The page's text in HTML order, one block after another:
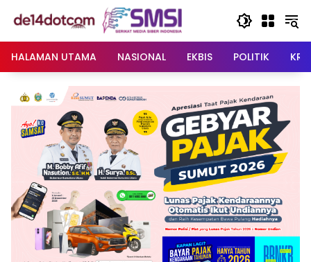
HALAMAN UTAMA
NASIONAL EKBIS POLITIK